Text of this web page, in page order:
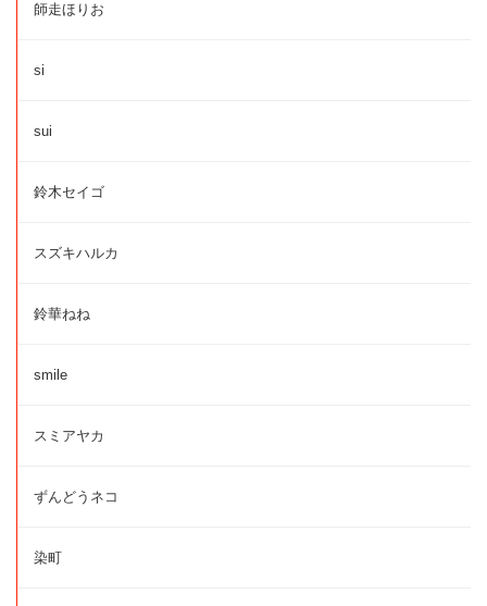
師走ほりお
si
sui
鈴木セイゴ
スズキハルカ
鈴華ねね
smile
スミアヤカ
ずんどうネコ
染町